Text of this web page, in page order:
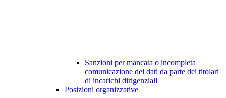
Sanzioni per mancata o incompleta
comunicazione dei dati da parte dei titolari
di incarichi dirigenziali
Posizioni organizzative